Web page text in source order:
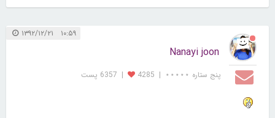
۱۰:۵۹ ۱۳۹۲/۱۲/۲۱
Nanayi joon
پنج ستاره ⋆⋆⋆⋆⋆ |
4285
| 6357 پست